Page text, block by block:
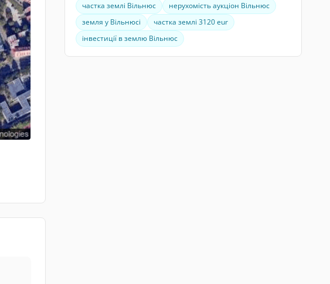
частка землі Вільнюс
нерухомість аукціон Вільнюс
земля у Вільнюсі
частка землі 3120 eur
інвестиції в землю Вільнюс